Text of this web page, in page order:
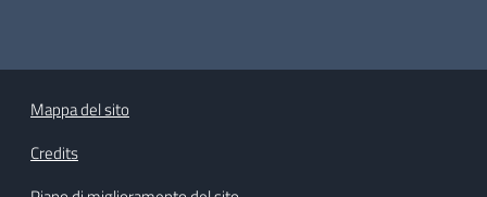
Mappa del sito
Credits